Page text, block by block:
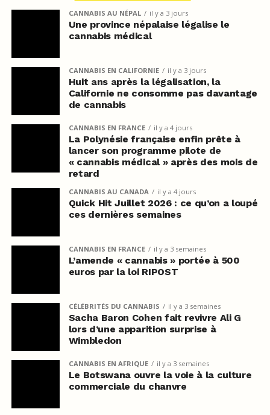
CANNABIS AU NÉPAL il y a 3 jours
Une province népalaise légalise le
cannabis médical
CANNABIS EN CALIFORNIE il y a 3 jours
Huit ans après la légalisation, la
Californie ne consomme pas davantage
de cannabis
CANNABIS EN FRANCE il y a 4 jours
La Polynésie française enfin prête à
lancer son programme pilote de
« cannabis médical » après des mois de
retard
CANNABIS AU CANADA il y a 4 jours
Quick Hit Juillet 2026 : ce qu’on a loupé
ces dernières semaines
CANNABIS EN FRANCE il y a 3 semaines
L’amende « cannabis » portée à 500
euros par la loi RIPOST
CÉLÉBRITÉS DU CANNABIS il y a 3 semaines
Sacha Baron Cohen fait revivre Ali G
lors d’une apparition surprise à
Wimbledon
CANNABIS EN AFRIQUE il y a 3 semaines
Le Botswana ouvre la voie à la culture
commerciale du chanvre